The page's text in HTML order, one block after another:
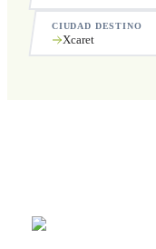
CIUDAD DESTINO
Xcaret